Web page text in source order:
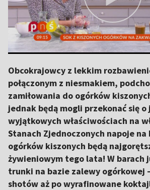
Obcokrajowcy z lekkim
połączonym z niesmakiem,
zamiłowania do ogórków
jednak będą mogli przekonać się o
wyjątkowych właściwościach na
Stanach Zjednoczonych napoje na
ogórków kiszonych będą
żywieniowym tego lata! W barach
trunki na bazie zalewy ogórkowej
shotów aż po wyrafinowane